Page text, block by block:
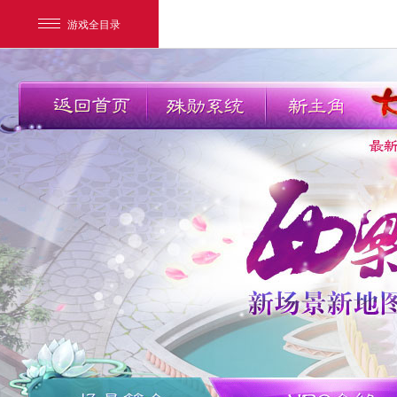
游戏全目录
网易游戏
游戏爱好者
我的足迹： 新大话3经典版